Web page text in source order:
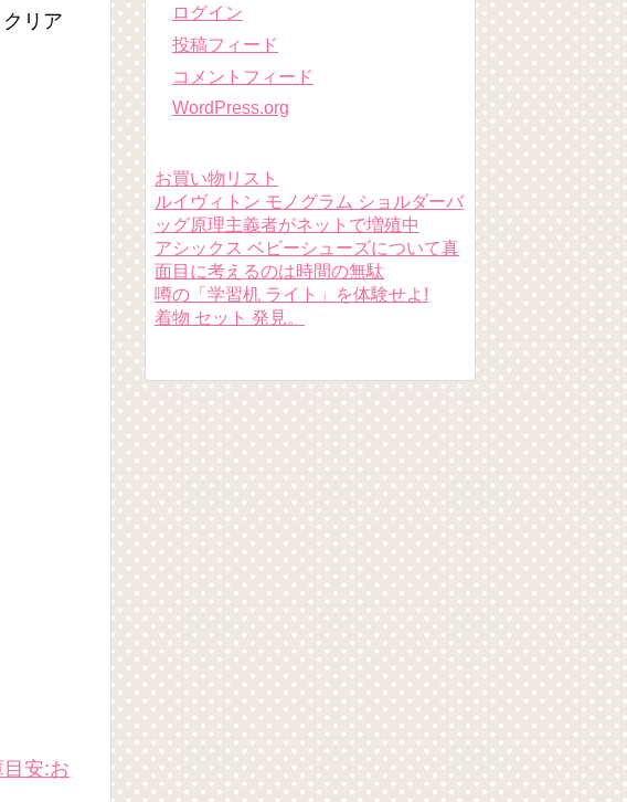
リア
安:お
ログイン
投稿フィード
コメントフィード
WordPress.org
お買い物リスト
ルイヴィトン モノグラム ショルダーバ
ッグ原理主義者がネットで増殖中
アシックス ベビーシューズについて真
面目に考えるのは時間の無駄
噂の「学習机 ライト」を体験せよ!
着物 セット 発見。